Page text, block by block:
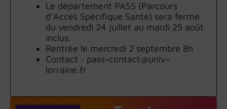
Le département PASS (Parcours
d’Accès Spécifique Santé) sera fermé
du vendredi 24 juillet au mardi 25 août
inclus.
Rentrée le mercredi 2 septembre 8h
Contact : pass-contact@univ-
lorraine.fr